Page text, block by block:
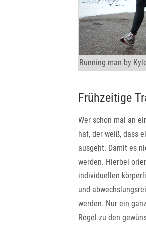
Running man by
Frühzeitige
Wer schon mal an
hat, der weiß, dass
ausgeht. Damit es
werden. Hierbei
individuellen
und
werden. Nur ein
Regel zu den